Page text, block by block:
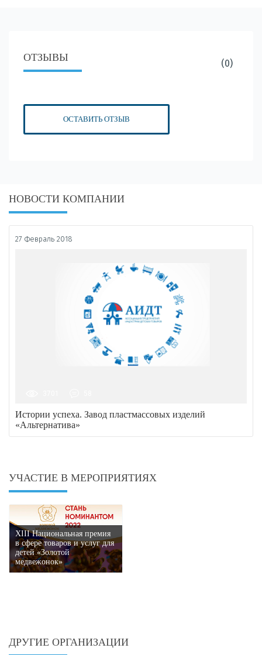
ОТЗЫВЫ
(0)
ОСТАВИТЬ ОТЗЫВ
НОВОСТИ КОМПАНИИ
27 Февраль 2018
Истории успеха. Завод пластмассовых изделий
«Альтернатива»
УЧАСТИЕ В МЕРОПРИЯТИЯХ
XIII Национальная премия
в сфере товаров и услуг для
детей «Золотой
медвежонок»
ДРУГИЕ ОРГАНИЗАЦИИ